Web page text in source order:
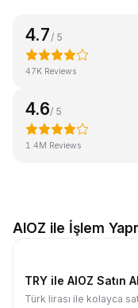
4.7 / 5
47K Reviews
4.6/ 5
1.4M Reviews
AIOZ ile İşlem
TRY ile AIOZ Satın
Türk lirası ile kolayca